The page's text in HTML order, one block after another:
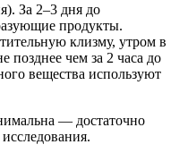
За 2–3 дня до
продукты.
клизму, утром в
позднее чем за 2 часа до
вещества используют
— достаточно